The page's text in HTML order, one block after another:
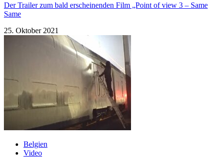
Der Trailer zum bald erscheinenden Film „Point of view 3 – Same
Same
25. Oktober 2021
Belgien
Video